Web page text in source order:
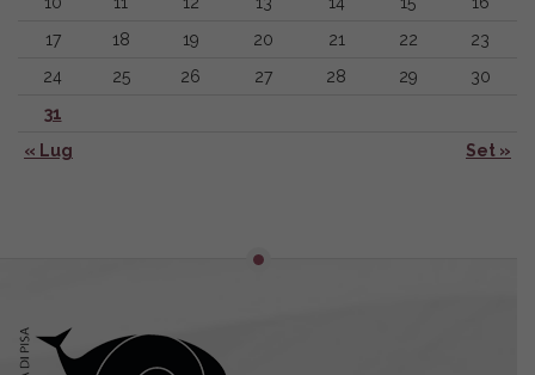
« Lug Set »
17
18 19 20 21 22
23
24
25 26 27 28 29
30
31